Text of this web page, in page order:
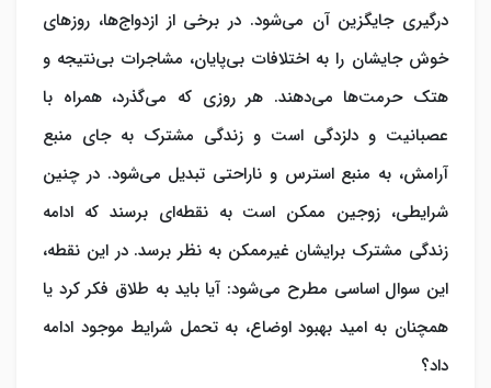
درگیری جایگزین آن می‌شود. در برخی از ازدواج‌ها، روزهای
خوش جایشان را به اختلافات بی‌پایان، مشاجرات بی‌نتیجه و
هتک حرمت‌ها می‌دهند. هر روزی که می‌گذرد، همراه با
عصبانیت و دلزدگی است و زندگی مشترک به جای منبع
آرامش، به منبع استرس و ناراحتی تبدیل می‌شود. در چنین
شرایطی، زوجین ممکن است به نقطه‌ای برسند که ادامه
زندگی مشترک برایشان غیرممکن به نظر برسد. در این نقطه،
این سوال اساسی مطرح می‌شود: آیا باید به طلاق فکر کرد یا
همچنان به امید بهبود اوضاع، به تحمل شرایط موجود ادامه
داد؟